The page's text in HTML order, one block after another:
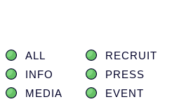
ALL
RECRUIT
INFO
PRESS
MEDIA
EVENT